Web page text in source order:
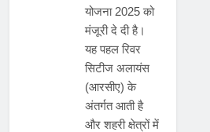
योजना 2025 को
मंजूरी दे दी है।
यह पहल रिवर
सिटीज अलायंस
(आरसीए) के
अंतर्गत आती है
और शहरी क्षेत्रों में